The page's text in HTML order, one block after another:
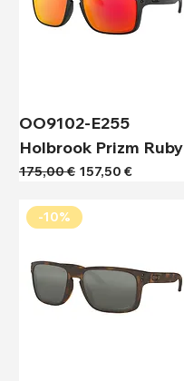
OO9102-E255
Holbrook Prizm Ruby
Κανονική τιμή
175,00 € Τιμή Έκπτωσης
157,50 €
-10%